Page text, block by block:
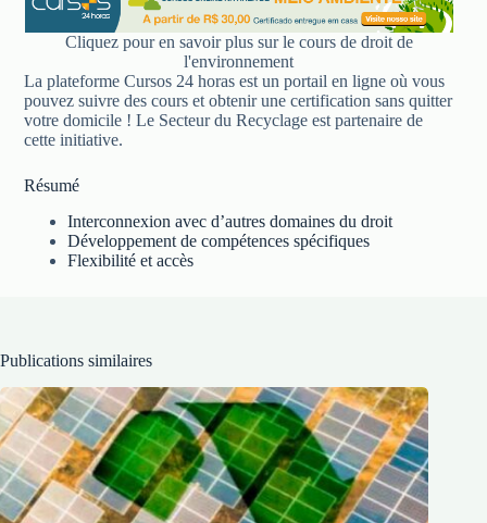
Cliquez pour en savoir plus sur le cours de droit de
l'environnement
La plateforme Cursos 24 horas est un portail en ligne où vous
pouvez suivre des cours et obtenir une certification sans quitter
votre domicile ! Le Secteur du Recyclage est partenaire de
cette initiative.
Résumé
Interconnexion avec d’autres domaines du droit
Développement de compétences spécifiques
Flexibilité et accès
Publications similaires